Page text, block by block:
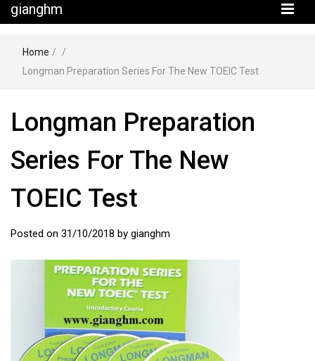
gianghm
Home / /
Longman Preparation Series For The New TOEIC Test
Longman Preparation
Series For The New
TOEIC Test
Posted on 31/10/2018 by gianghm